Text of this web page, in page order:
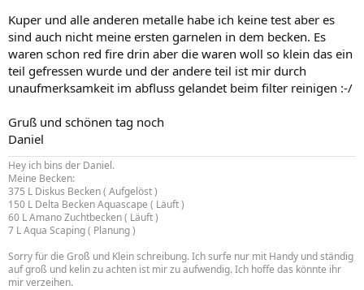
Kuper und alle anderen metalle habe ich keine test aber es
sind auch nicht meine ersten garnelen in dem becken. Es
waren schon red fire drin aber die waren woll so klein das ein
teil gefressen wurde und der andere teil ist mir durch
unaufmerksamkeit im abfluss gelandet beim filter reinigen :-/
Gruß und schönen tag noch
Daniel
Hey ich bins der Daniel.
Meine Becken:
375 L Diskus Becken ( Aufgelöst )
150 L Delta Becken Aquascape ( Läuft )
60 L Amano Zuchtbecken ( Läuft )
7 L Aqua Scaping ( Planung )
Sorry für die Groß und Klein schreibung. Ich surfe nur mit Handy und ständig
auf groß und kelin zu achten ist mir zu aufwendig. Ich hoffe das könnte ihr
mir verzeihen.